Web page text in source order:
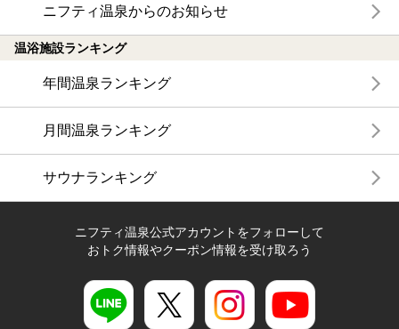
ニフティ温泉からのお知らせ
温浴施設ランキング
年間温泉ランキング
月間温泉ランキング
サウナランキング
ニフティ温泉公式アカウントをフォローして
おトク情報やクーポン情報を受け取ろう